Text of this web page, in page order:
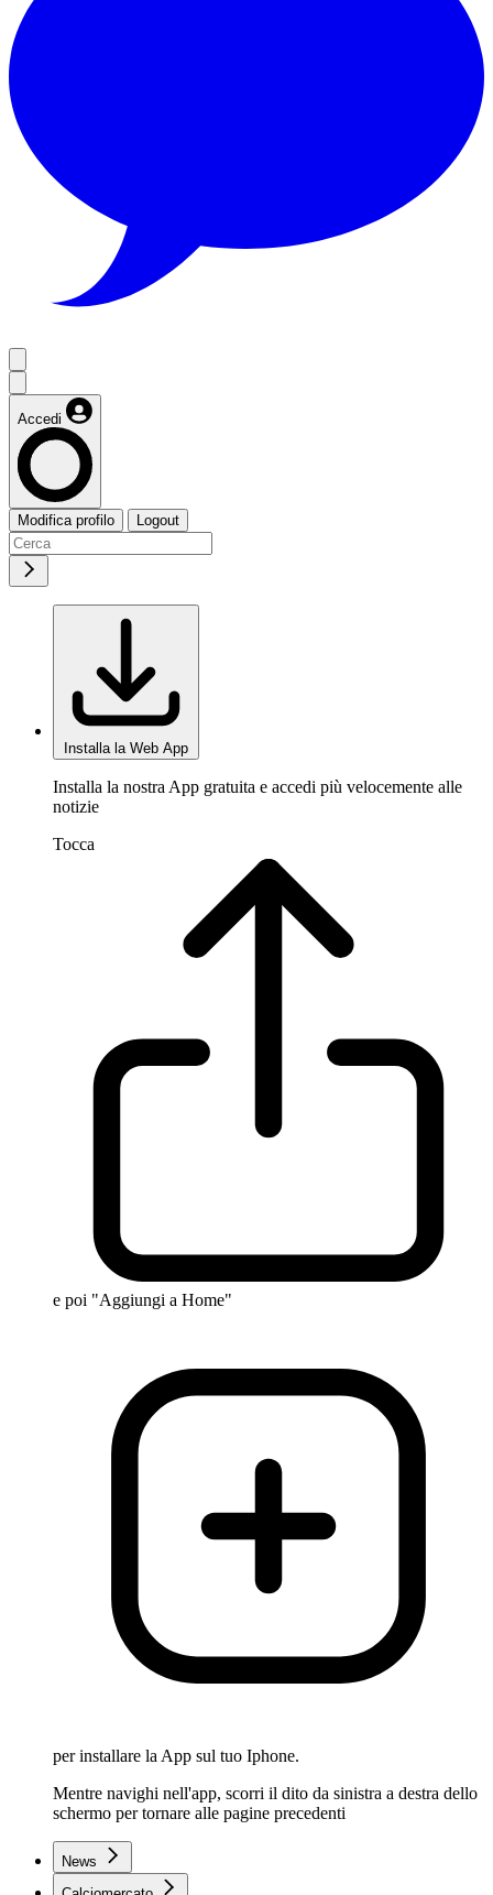
Accedi
Modifica profilo Logout
Installa la Web App
Installa la nostra App gratuita e accedi più velocemente alle
notizie
Tocca
e poi "Aggiungi a Home"
per installare la App sul tuo Iphone.
Mentre navighi nell'app, scorri il dito da sinistra a destra dello
schermo per tornare alle pagine precedenti
News